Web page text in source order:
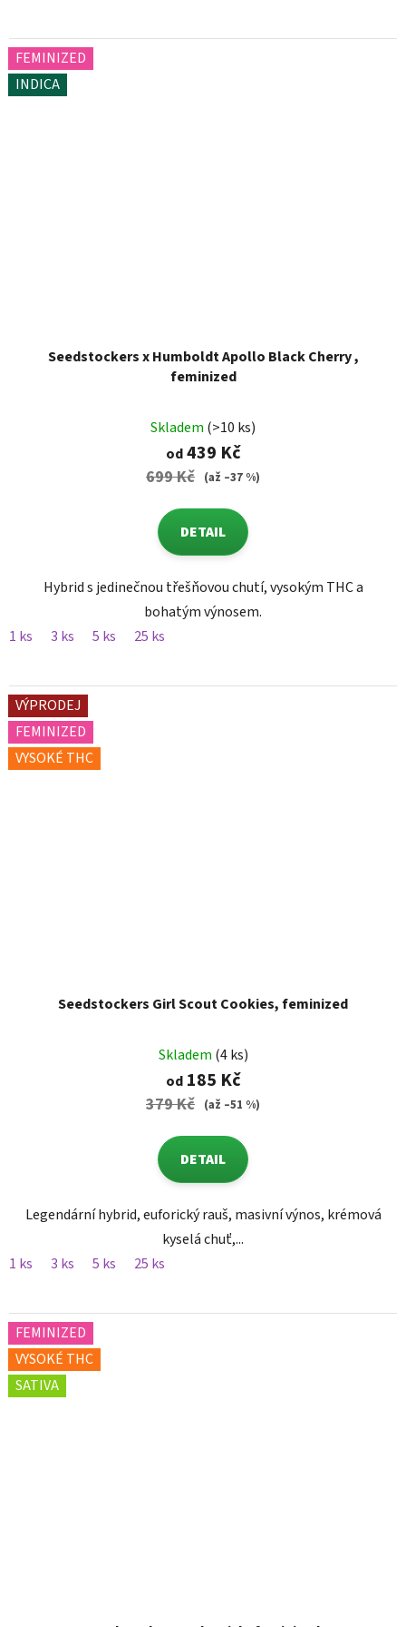
FEMINIZED
INDICA
Seedstockers x Humboldt Apollo Black Cherry ,
feminized
Skladem (>10 ks)
od439 Kč
699 Kč (až –37 %)
DETAIL
Hybrid s jedinečnou třešňovou chutí, vysokým THC a
bohatým výnosem.
1 ks
3 ks 5 ks 25 ks
VÝPRODEJ
FEMINIZED
VYSOKÉ THC
Seedstockers Girl Scout Cookies, feminized
Skladem (4 ks)
od185 Kč
379 Kč (až –51 %)
DETAIL
Legendární hybrid, euforický rauš, masivní výnos, krémová
kyselá chuť,...
1 ks
3 ks 5 ks 25 ks
FEMINIZED
VYSOKÉ THC
SATIVA